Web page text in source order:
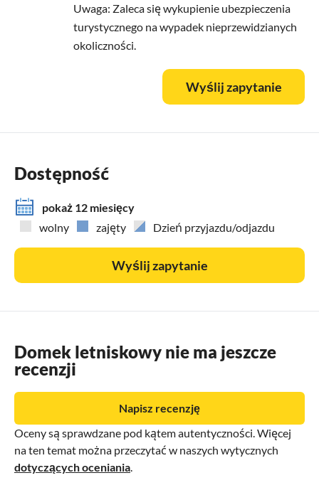
Uwaga: Zaleca się wykupienie ubezpieczenia
turystycznego na wypadek nieprzewidzianych
okoliczności.
Wyślij zapytanie
Dostępność
pokaż 12 miesięcy
wolny
zajęty Dzień przyjazdu/odjazdu
Wyślij zapytanie
Domek letniskowy nie ma jeszcze
recenzji
Oceny są sprawdzane pod kątem autentyczności. Więcej
na ten temat można przeczytać w naszych wytycznych
dotyczących oceniania
Napisz recenzję